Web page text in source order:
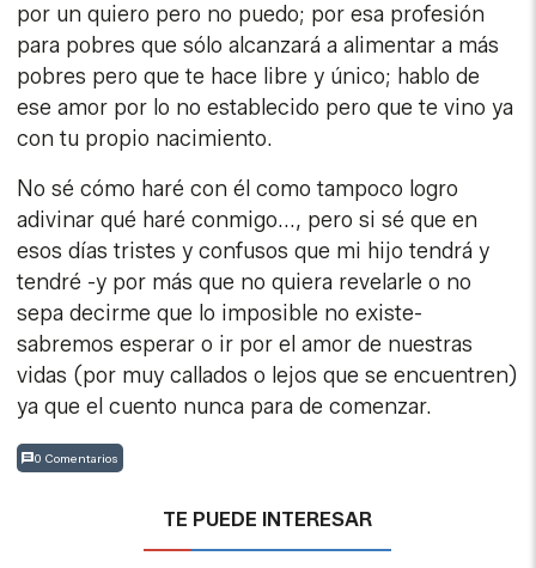
por un quiero pero no puedo; por esa profesión
para pobres que sólo alcanzará a alimentar a más
pobres pero que te hace libre y único; hablo de
ese amor por lo no establecido pero que te vino ya
con tu propio nacimiento.
No sé cómo haré con él como tampoco logro
adivinar qué haré conmigo..., pero si sé que en
esos días tristes y confusos que mi hijo tendrá y
tendré -y por más que no quiera revelarle o no
sepa decirme que lo imposible no existe-
sabremos esperar o ir por el amor de nuestras
vidas (por muy callados o lejos que se encuentren)
ya que el cuento nunca para de comenzar.
0 Comentarios
TE PUEDE INTERESAR